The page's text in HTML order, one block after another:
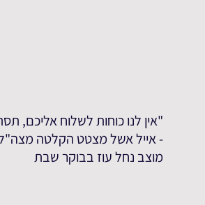
"אין לנו כוחות לשלוח אליכם,
- אייל אשל מצטט הקלטה מצה"ל
מוצב נחל עוז בבוקר שבת